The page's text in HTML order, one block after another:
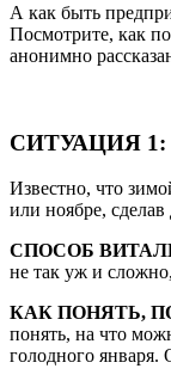
А как быть
Посмотрите, как
анонимно
СИТУАЦИЯ 1:
Известно, что
или ноябре,
СПОСОБ
не так уж и
КАК ПОНЯТЬ,
понять, на что
голодного января.